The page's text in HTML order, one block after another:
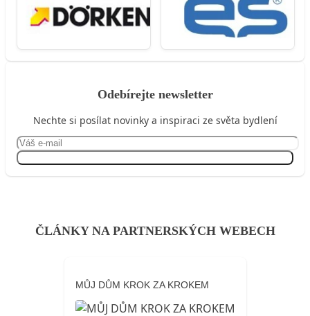
Odebírejte newsletter
Nechte si posílat novinky a inspiraci ze světa bydlení
ČLÁNKY NA PARTNERSKÝCH WEBECH
MŮJ DŮM KROK ZA KROKEM